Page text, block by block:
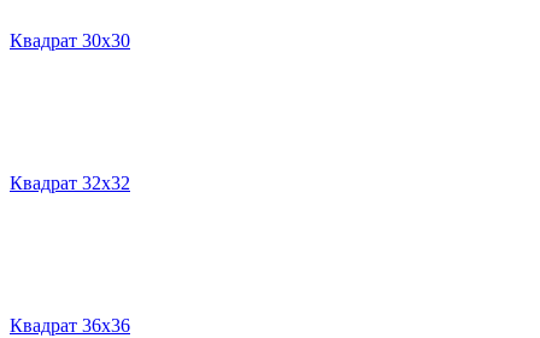
Квадрат 30х30
Квадрат 32х32
Квадрат 36х36